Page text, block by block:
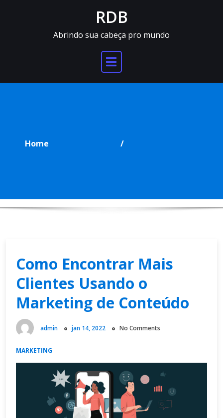
RDB
Abrindo sua cabeça pro mundo
Home
Como Encontrar Mais
Clientes Usando o
Marketing de Conteúdo
admin jan 14, 2022 No Comments
MARKETING